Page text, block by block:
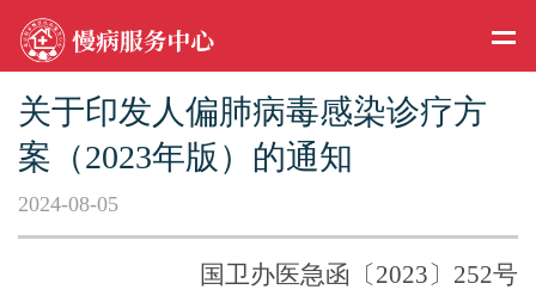
关于印发人偏肺病毒感染诊疗方
案（2023年版）的通知
2024-08-05
国卫办医急函〔2023〕252号